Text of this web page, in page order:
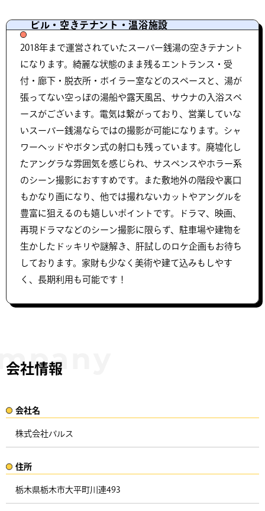
ビル・空きテナント・温浴施設
2018年まで運営されていたスーパー銭湯の空きテナント
になります。綺麗な状態のまま残るエントランス・受
付・廊下・脱衣所・ボイラー室などのスペースと、湯が
張ってない空っぽの湯船や露天風呂、サウナの入浴スペ
ースがございます。電気は繋がっており、営業していな
いスーパー銭湯ならではの撮影が可能になります。シャ
ワーヘッドやボタン式の射口も残っています。廃墟化し
たアングラな雰囲気を感じられ、サスペンスやホラー系
のシーン撮影におすすめです。また敷地外の階段や裏口
もかなり画になり、他では撮れないカットやアングルを
豊富に狙えるのも嬉しいポイントです。ドラマ、映画、
再現ドラマなどのシーン撮影に限らず、駐車場や建物を
生かしたドッキリや謎解き、肝試しのロケ企画もお待ち
しております。家財も少なく美術や建て込みもしやす
く、長期利用も可能です！
会社情報
会社名​
株式会社パルス
住所​​
栃木県栃木市大平町川連493 ​